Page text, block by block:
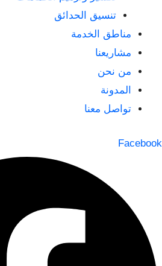
تنسيق الحدائق
مناطق الخدمة
مشاريعنا
من نحن
المدونة
تواصل معنا
Facebook